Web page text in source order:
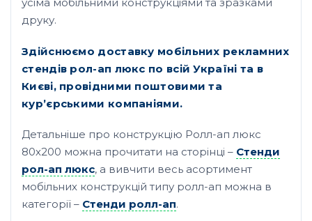
усіма мобільними конструкціями та зразками
друку.
Здійснюємо доставку мобільних рекламних
стендів рол-ап люкс по всій Україні та в
Києві, провідними поштовими та
кур’єрськими компаніями.
Детальніше про конструкцію Ролл-ап люкс
80х200 можна прочитати на сторінці – Стенди
рол-ап люкс, а вивчити весь асортимент
мобільних конструкцій типу ролл-ап можна в
категорії – Стенди ролл-ап.